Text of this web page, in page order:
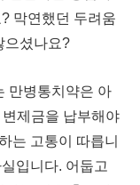
막연했던 두려움
으셨나요?
만병통치약은 아
제금을 납부해야
는 고통이 따릅니
입니다. 어둡고